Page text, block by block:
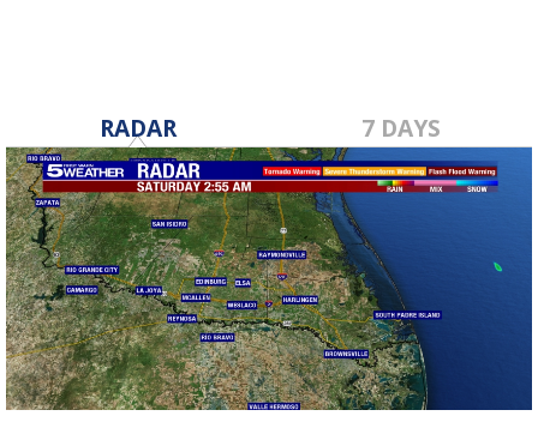
RADAR 7 DAYS